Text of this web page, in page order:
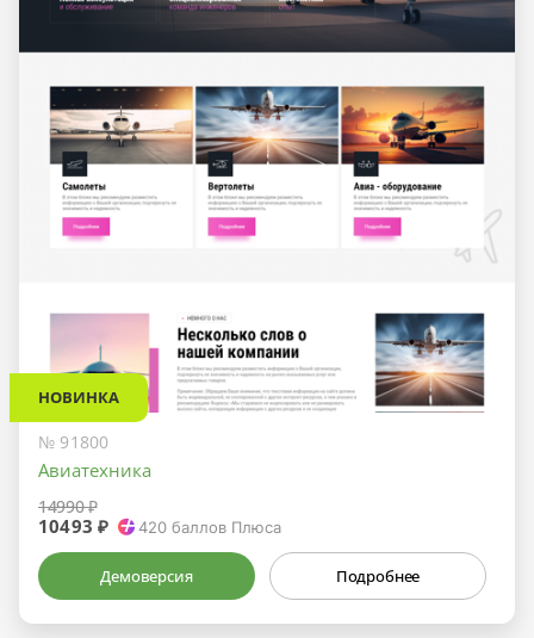
НОВИНКА
№ 91800
Авиатехника
14990 ₽
10493 ₽ 420 баллов Плюса
Демоверсия Подробнее